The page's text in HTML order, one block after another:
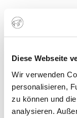
Diese Webseite
Wir verwenden
personalisieren,
zu können und
analysieren.